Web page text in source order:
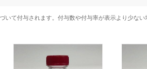
いて付与されます。付与数や付与率が表示より少な